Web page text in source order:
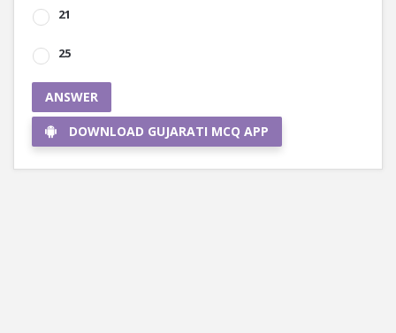
21
25
ANSWER
DOWNLOAD GUJARATI MCQ APP